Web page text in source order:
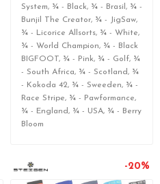
System, ¾ - Black, ¾ - Brasil, ¾ -
Bunjil The Creator, ¾ - JigSaw,
¾ - Licorice Allsorts, ¾ - White,
¾ - World Champion, ¾ - Black
BIGFOOT, ¾ - Pink, ¾ - Golf, ¾
- South Africa, ¾ - Scotland, ¾
- Kokoda 42, ¾ - Sweeden, ¾ -
Race Stripe, ¾ - Pawformance,
¾ - England, ¾ - USA, ¾ - Berry
Bloom
-20%